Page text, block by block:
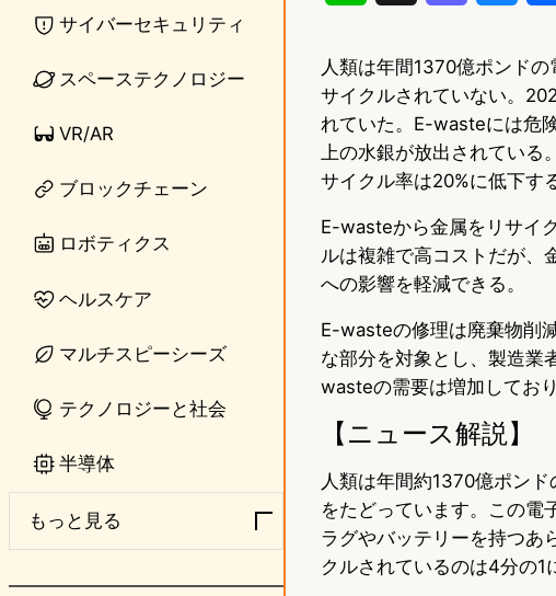
サイバーセキュリティ
スペーステクノロジー
VR/AR
ブロックチェーン
ロボティクス
ヘルスケア
マルチスピーシーズ
テクノロジーと社会
半導体
もっと見る
n
s
o
d
o
n
u
s
y
人類は年間1370億ポンド
サイクルされていない。
れていた。E-wasteには危
上の水銀が放出されてい
サイクル率は20%に低下す
E-wasteから金属をリサイ
ルは複雑で高コストだが、
への影響を軽減できる。
E-wasteの修理は廃棄物削
な部分を対象とし、製造業
wasteの需要は増加してお
【ニュース解説】
人類は年間約1370億ポン
をたどっています。この電
ラグやバッテリーを持つあ
クルされているのは4分の1